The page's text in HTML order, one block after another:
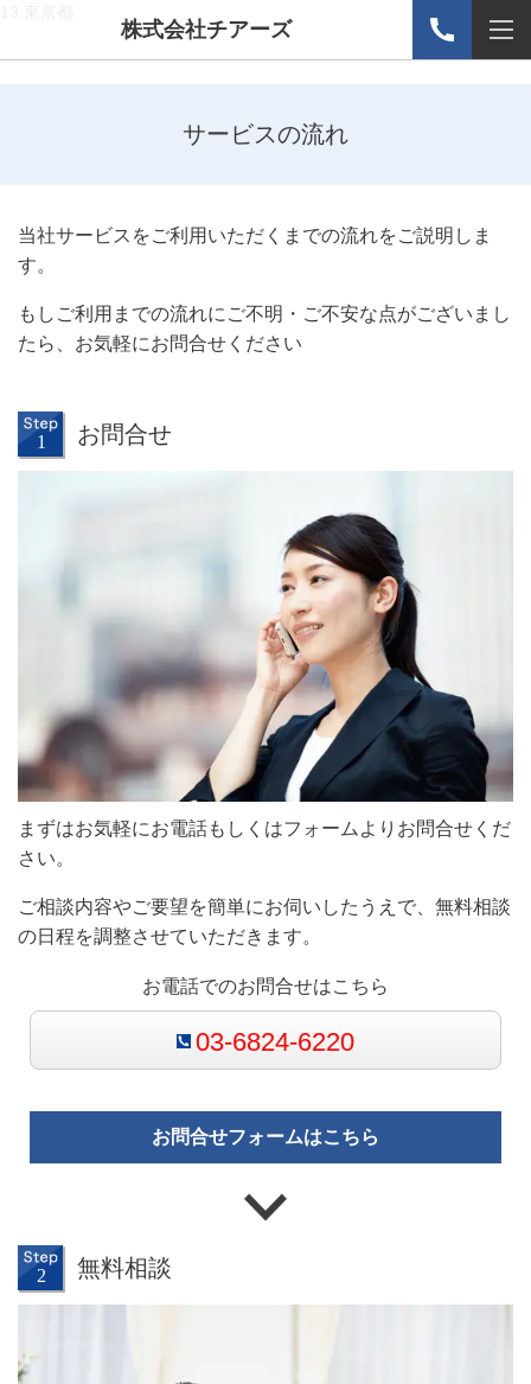
株式会社チアーズ
サービスの流れ
当社サービスをご利用いただくまでの流れをご説明しま
す。
もしご利用までの流れにご不明・ご不安な点がございまし
たら、お気軽にお問合せください
お問合せ
まずはお気軽にお電話もしくはフォームよりお問合せくだ
さい。
ご相談内容やご要望を簡単にお伺いしたうえで、無料相談
の日程を調整させていただきます。
お電話でのお問合せはこちら
03-6824-6220
お問合せフォームはこちら
無料相談